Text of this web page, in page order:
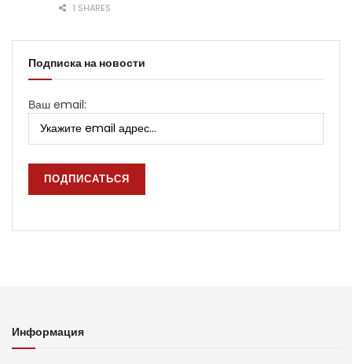
1 SHARES
Подписка на новости
Ваш email:
Информация